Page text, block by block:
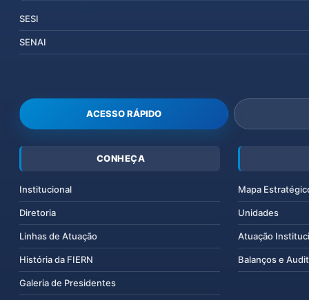
SESI
SENAI
ACESSO RÁPIDO
CONHEÇA
Institucional
Diretoria
Linhas de Atuação
História da FIERN
Galeria de Presidentes
Mapa
Unidades
Atuação
Balanços e